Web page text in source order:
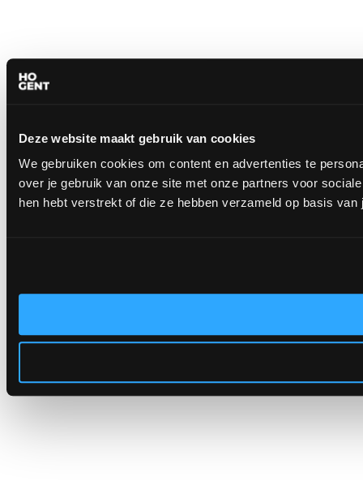
Deze website maakt gebruik van cookies
We gebruiken cookies om content en advertenties te
over je gebruik van onze site met onze partners voor
hen hebt verstrekt of die ze hebben verzameld op basis van